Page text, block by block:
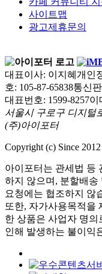
사이트맵
광고제휴문의
대표이사: 이지혜 개인
호: 105-87-65838통신
대표번호: 1599-8257이
서울시 구로구 디지털
(주)아이포터
Copyright (c) Since
아이포터는 관세법 등
하지 않으며, 분할배
요청에는 협조하지 않
또한, 자가사용목적을
한 상품은 사업자 명
인해 발생하는 불이익